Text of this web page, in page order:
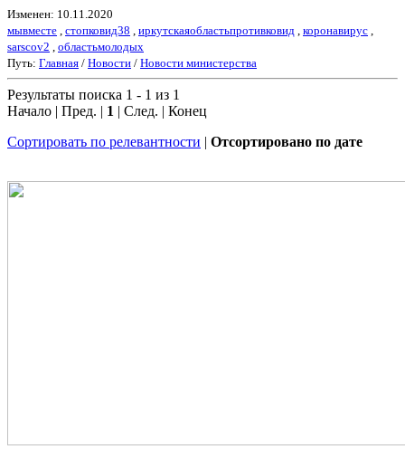
Изменен: 10.11.2020
мывместе стопковид38 иркутскаяобластьпротивковид коронавирус
sarscov2
областьмолодых
Путь: Главная / Новости / Новости министерства
Результаты поиска 1 - 1 из 1
Начало | Пред. | 1 | След. | Конец
Сортировать по релевантности | Отсортировано по дате